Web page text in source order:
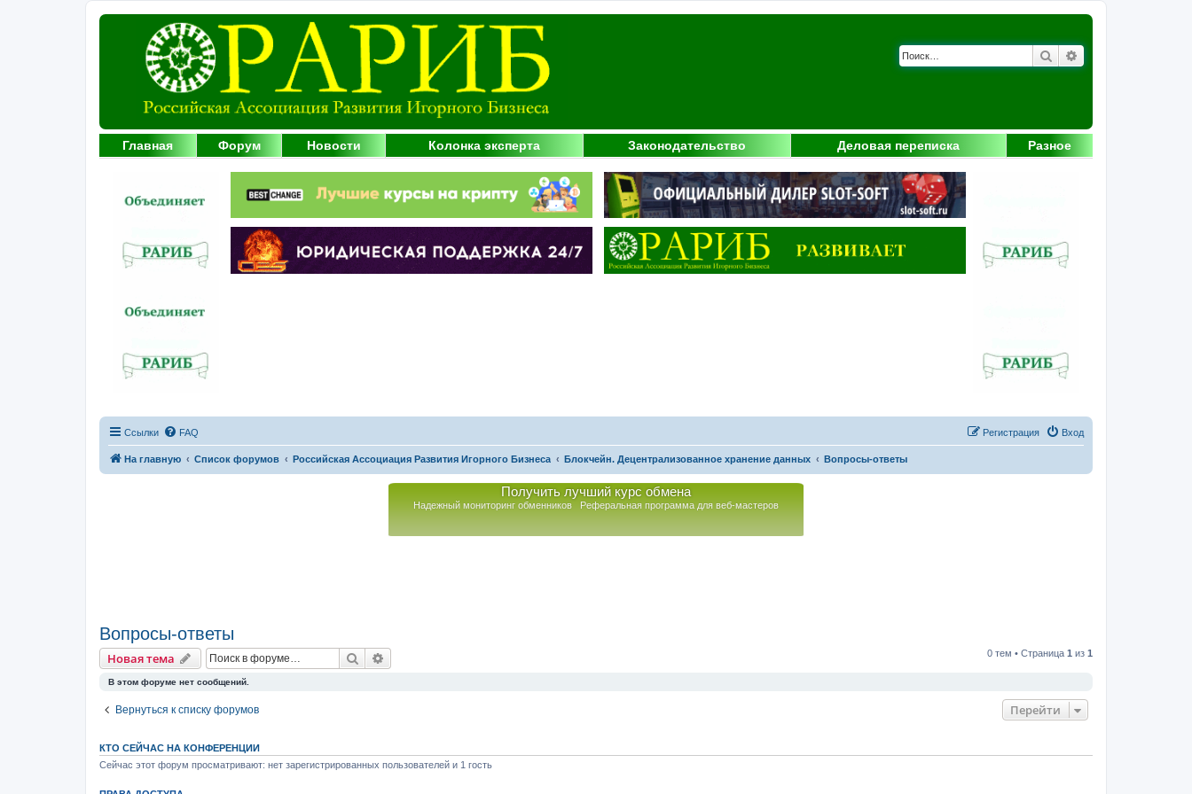
Поиск
Главная Форум Новости Колонка эксперта Законодательство Деловая переписка Разное
Ссылки FAQ Вход
Регистрация
На главную Список форумов Российская Ассоциация Развития Игорного Бизнеса Блокчейн. Децентрализованное хранение данных Вопросы-ответы
Получить лучший курс обмена
Надежный мониторинг обменников Реферальная программа для веб-мастеров
Вопросы-ответы
Новая тема Поиск 0 тем • Страница 1 из 1
В этом форуме нет сообщений.
Вернуться к списку форумов Перейти
КТО СЕЙЧАС НА КОНФЕРЕНЦИИ
Сейчас этот форум просматривают: нет зарегистрированных пользователей и 1 гость